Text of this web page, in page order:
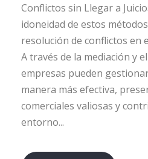
Conflictos sin Llegar a
idoneidad de estos
resolución de conflictos en
A través de la mediación y
empresas pueden
manera más efectiva,
comerciales valiosas y
entorno...